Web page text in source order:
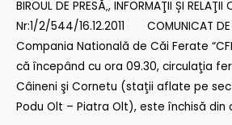
BIROUL DE PRESĂ‚, INFORMAŢII ȘI RELAŢII
Nr:1/2/544/16.12.2011 COMUNICAT DE
Compania Natională de Căi Ferate
că începând cu ora 09.30, circulaţia
Câineni şi Cornetu (staţii aflate pe
Podu Olt – Piatra Olt), este închisă din
16.11.2011